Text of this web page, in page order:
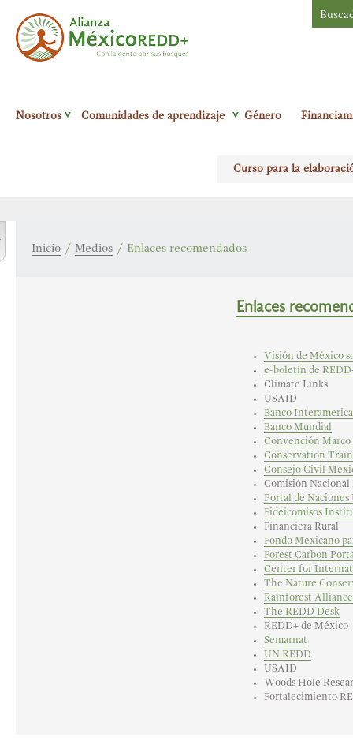
Nosotros Comunidades de aprendizaje Género
Curso para la
Inicio / Medios / Enlaces recomendados
Enlaces
Visión de México
e-boletín de
Climate Links
USAID
Banco
Banco Mundial
Convención Marco
Conservation
Consejo Civil
Comisión
Portal de Naciones
Fideicomisos
Financiera Rural
Fondo Mexicano
Forest Carbon
Center for
The Nature
Rainforest Alliance
The REDD Desk
REDD+ de México
Semarnat
UN REDD
USAID
Woods Hole
Fortalecimiento